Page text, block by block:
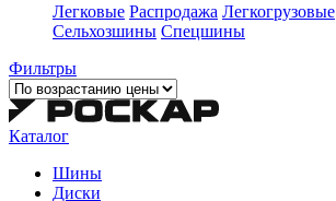
Легковые Распродажа Легкогрузовые
Сельхозшины Спецшины
Фильтры
Каталог
Шины
Диски